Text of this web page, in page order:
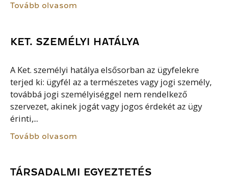
Tovább olvasom
KET. SZEMÉLYI HATÁLYA
A Ket. személyi hatálya elsősorban az ügyfelekre
terjed ki: ügyfél az a természetes vagy jogi személy,
továbbá jogi személyiséggel nem rendelkező
szervezet, akinek jogát vagy jogos érdekét az ügy
érinti,...
Tovább olvasom
TÁRSADALMI EGYEZTETÉS